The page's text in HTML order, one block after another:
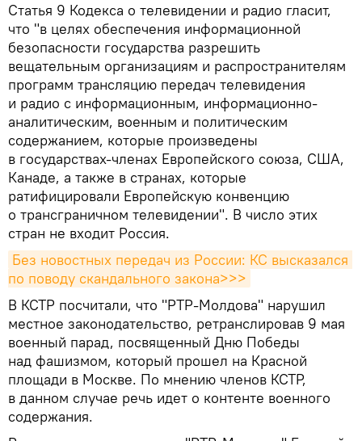
Статья 9 Кодекса о телевидении и радио гласит,
что "в целях обеспечения информационной
безопасности государства разрешить
вещательным организациям и распространителям
программ трансляцию передач телевидения
и радио с информационным, информационно-
аналитическим, военным и политическим
содержанием, которые произведены
в государствах-членах Европейского союза, США,
Канаде, а также в странах, которые
ратифицировали Европейскую конвенцию
о трансграничном телевидении". В число этих
стран не входит Россия.
Без новостных передач из России: КС высказался
по поводу скандального закона>>>
В КСТР посчитали, что "РТР-Молдова" нарушил
местное законодательство, ретранслировав 9 мая
военный парад, посвященный Дню Победы
над фашизмом, который прошел на Красной
площади в Москве. По мнению членов КСТР,
в данном случае речь идет о контенте военного
содержания.